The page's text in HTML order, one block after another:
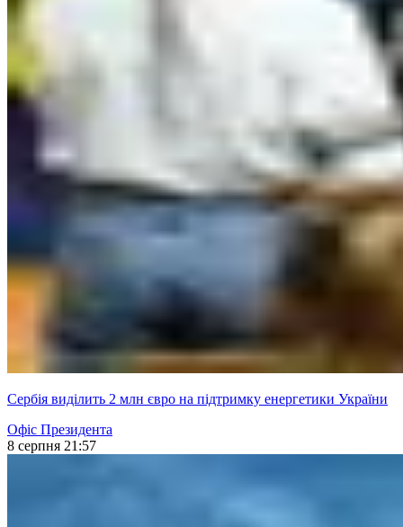
Сербія виділить 2 млн євро на підтримку енергетики України
Офіс Президента
8 серпня 21:57